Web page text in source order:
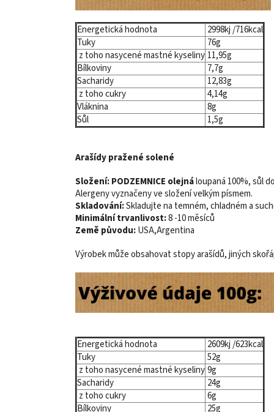
Energetická hodnota
2998kj /716kcal
Tuky
76g
z toho nasycené mastné kyseliny 11,95g
Bílkoviny
7,7g
Sacharidy
12,83g
z toho cukry
4,14g
Vláknina
8g
Sůl
1,5g
Arašídy pražené solené
Složení:PODZEMNICE olejnáloupaná 100%, sůl
Alergeny vyznačeny ve složení velkým písmem.
Skladování:Skladujte na temném, chladném a
Minimální trvanlivost:8 -10 měsíců
Země původu:USA,Argentina
Výrobek může obsahovat stopy arašídů, jiných
Energetická hodnota
2609kj /623kcal
Tuky
52g
z toho nasycené mastné kyseliny9g
Sacharidy
24g
z toho cukry
6g
Bílkoviny
25g